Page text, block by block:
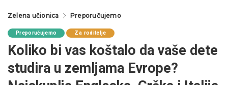
Zelena učionica Preporučujemo
Preporučujemo Za roditelje
Koliko bi vas koštalo da vaše dete
studira u zemljama Evrope?